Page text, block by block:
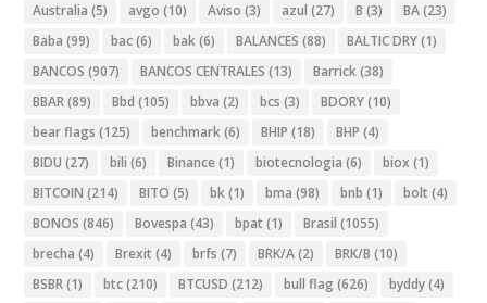
Australia (5) avgo (10) Aviso (3) azul (27) B (3) BA(23)
Baba (99) bac(6) bak(6) BALANCES (88) BALTIC DRY(1)
BANCOS (907) BANCOS CENTRALES (13) Barrick(38)
BBAR(89) Bbd (105) bbva (2) bcs (3) BDORY(10)
bear flags (125) benchmark(6) BHIP (18) BHP (4)
BIDU (27) bili (6) Binance (1) biotecnologia (6) biox (1)
BITCOIN (214) BITO (5) bk(1) bma (98) bnb (1) bolt (4)
BONOS (846) Bovespa (43) bpat (1) Brasil (1055)
brecha (4) Brexit (4) brfs (7) BRK/A(2) BRK/B (10)
BSBR(1) btc(210) BTCUSD (212) bull flag (626) byddy(4)